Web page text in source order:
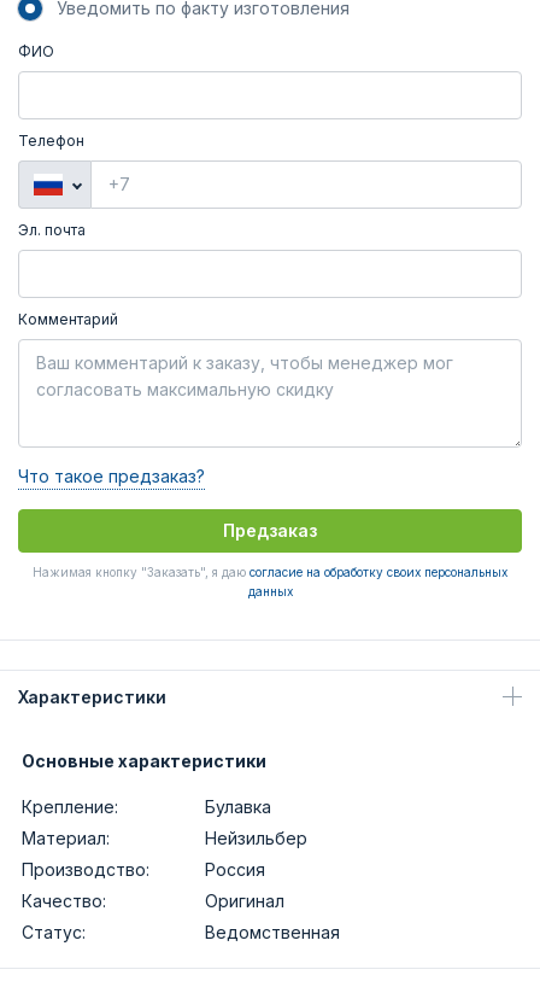
Уведомить по факту изготовления
ФИО
Телефон
Эл. почта
Комментарий
Что такое предзаказ?
Предзаказ
Нажимая кнопку "Заказать", я даю согласие на обработку своих персональных
данных
Характеристики
Основные характеристики
Крепление:
Булавка
Материал:
Нейзильбер
Производство:
Россия
Качество:
Оригинал
Статус:
Ведомственная